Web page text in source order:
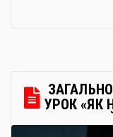
дистанційне
передбачає:
УРОК «ЯК